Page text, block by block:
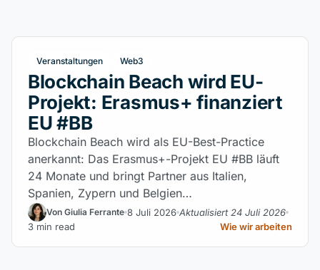
Veranstaltungen Web3
Blockchain Beach wird EU-
Projekt: Erasmus+ finanziert
EU #BB
Blockchain Beach wird als EU-Best-Practice
anerkannt: Das Erasmus+-Projekt EU #BB läuft
24 Monate und bringt Partner aus Italien,
Spanien, Zypern und Belgien…
Von Giulia Ferrante 8 Juli 2026 Aktualisiert 24 Juli 2026
3 min read
Wie wir arbeiten